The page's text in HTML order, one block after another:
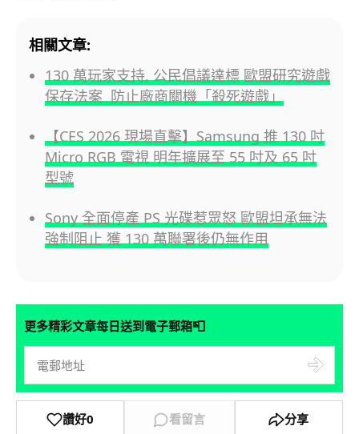
相關文章:
130 萬玩家支持, 公民倡議達標 歐盟研究遊戲
保存法案 防止廠商關機「殺死遊戲」
【CES 2026 現場直擊】Samsung 推 130 吋
Micro RGB 電視 明年擴展至 55 吋及 65 吋
型號
Sony 全面停產 PS 光碟惹眾怒 歐盟坦承無法
強制阻止 獲 130 萬聯署後仍無作用
更多精彩文章每日送到電子郵箱📮
讚好0 看留言 分享